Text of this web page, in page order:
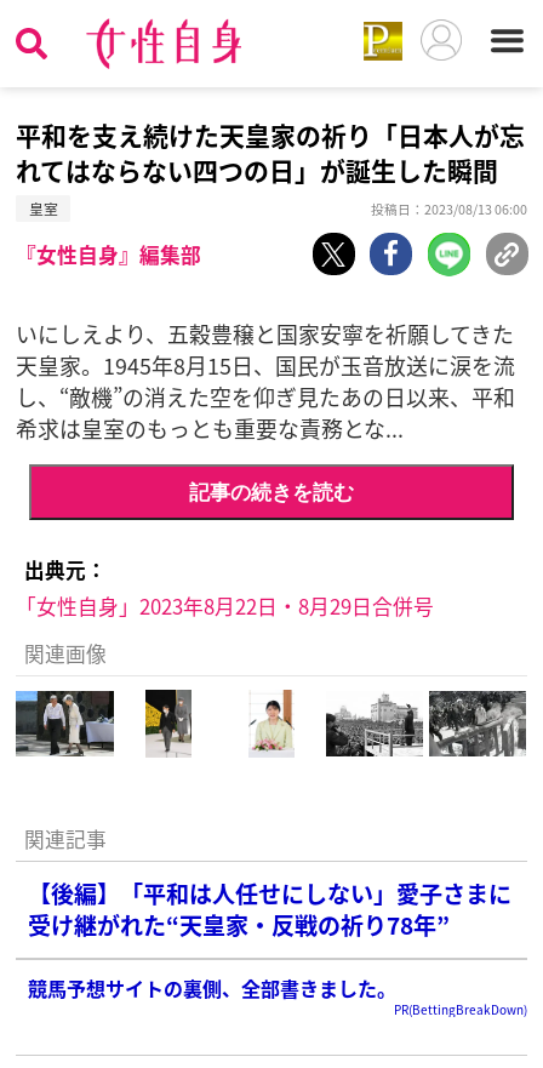
平和を支え続けた天皇家の祈り「日本人が忘
れてはならない四つの日」が誕生した瞬間
皇室 投稿日：2023/08/13 06:00
『女性自身』編集部
いにしえより、五穀豊穣と国家安寧を祈願してきた
天皇家。1945年8月15日、国民が玉音放送に涙を流
し、“敵機”の消えた空を仰ぎ見たあの日以来、平和
希求は皇室のもっとも重要な責務とな...
記事の続きを読む
出典元：
「女性自身」2023年8月22日・8月29日合併号
関連画像
関連記事
【後編】「平和は人任せにしない」愛子さまに
受け継がれた“天皇家・反戦の祈り78年”
競馬予想サイトの裏側、全部書きました。
PR(BettingBreakDown)